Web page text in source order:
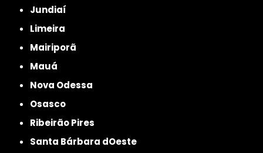
Jundiaí
Limeira
Mairiporã
Mauá
Nova Odessa
Osasco
Ribeirão Pires
Santa Bárbara dOeste